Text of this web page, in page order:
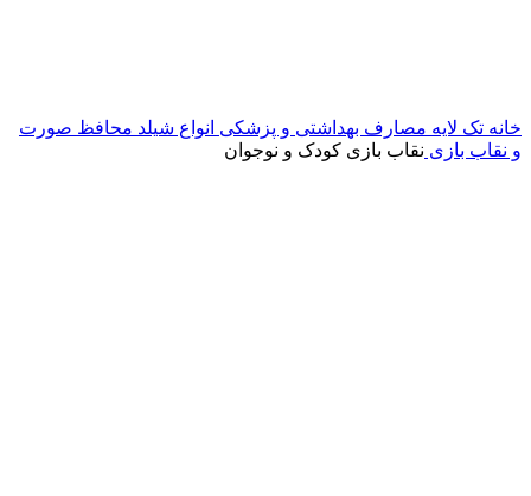
خانه تک لایه مصارف بهداشتی و پزشکی انواع شیلد محافظ صورت
و نقاب بازی نقاب بازی کودک و نوجوان